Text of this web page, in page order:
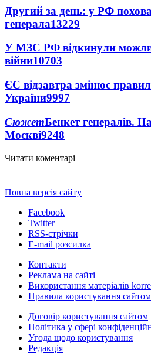
Другий за день: у РФ
генерала13229
У МЗС РФ відкинули
війни10703
ЄС відзавтра змінює
України9997
СюжетБенкет генералів.
Москві9248
Читати коментарі
Повна версія сайту
Facebook
Twitter
RSS-стрічки
E-mail розсилка
Контакти
Реклама на сайті
Використання матеріалів
Правила користування сайтом
Договір користування сайтом
Політика у сфері
Угода щодо користування
Редакція